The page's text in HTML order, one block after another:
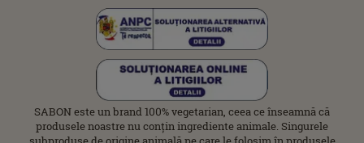
SABON este un brand 100% vegetarian, ceea ce înseamnă că
produsele noastre nu conțin ingrediente animale. Singurele